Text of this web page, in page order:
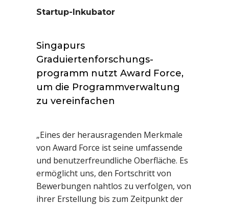
Startup-Inkubator
Singapurs
Graduiertenforschungs-
programm nutzt Award Force,
um die Programmverwaltung
zu vereinfachen
„Eines der herausragenden Merkmale
von Award Force ist seine umfassende
und benutzerfreundliche Oberfläche. Es
ermöglicht uns, den Fortschritt von
Bewerbungen nahtlos zu verfolgen, von
ihrer Erstellung bis zum Zeitpunkt der